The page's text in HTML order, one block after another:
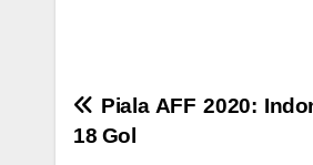
Navigasi
Piala AFF 2020:
18 Gol